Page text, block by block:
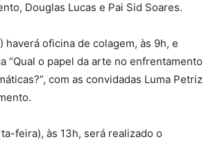
Douglas Lucas e Pai Sid Soares.
haverá oficina de colagem, às 9h, e
“Qual o papel da arte no enfrentamento
com as convidadas Luma Petriz
feira), às 13h, será realizado o